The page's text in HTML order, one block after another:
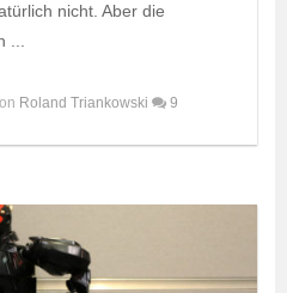
nicht. Aber die
Roland Triankowski 9